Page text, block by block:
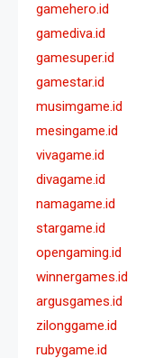
gamehero.id
gamediva.id
gamesuper.id
gamestar.id
musimgame.id
mesingame.id
vivagame.id
divagame.id
namagame.id
stargame.id
opengaming.id
winnergames.id
argusgames.id
zilonggame.id
rubygame.id